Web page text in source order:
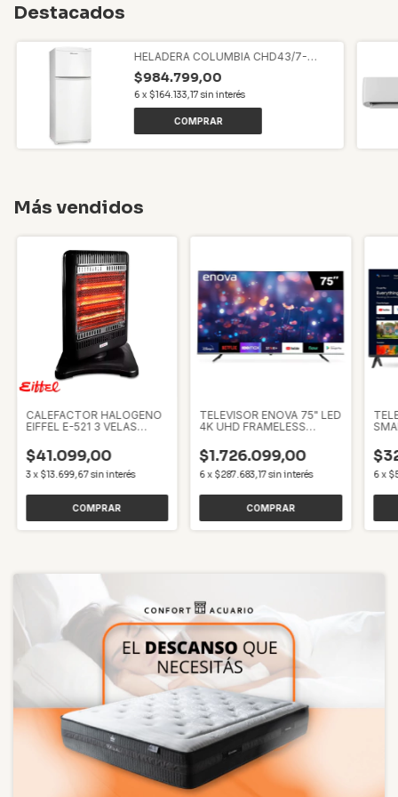
Destacados
HELADERA COLUMBIA CHD43/7-
$984.799,00
6 x $164.133,17 sin interés
Más vendidos
CALEFACTOR HALOGENO
EIFFEL E-521 3 VELAS
$41.099,00
3x $13.699,67sin interés
TELEVISOR ENOVA 75" LED
4K UHD FRAMELESS
$1.726.099,00
6x $287.683,17sin interés 6x